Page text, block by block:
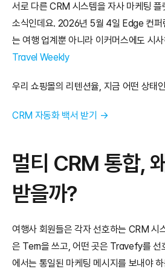
서로 다른 CRM 시스템을 자사 마케팅 플
소식인데요. 2026년 5월 4일 Edge 컨퍼
는 여행 업계뿐 아니라 이커머스에도 시
Travel Weekly
우리 쇼핑몰의 리텐션율, 지금 어떤 상태
CRM 자동화 백서 받기 →
멀티 CRM 통합,
받을까?
여행사 회원들은 각자 선호하는 CRM 시
은 Tern을 쓰고, 어떤 곳은 Travefy를 선
에서는 통일된 마케팅 메시지를 보내야